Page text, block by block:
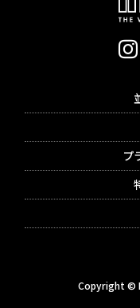
プ
Copyright ©